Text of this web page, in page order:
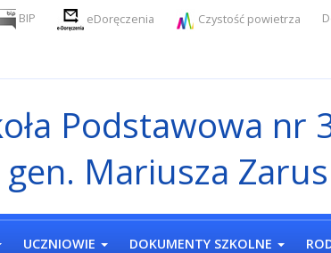
BIP eDoręczenia Czystość powietrza
Podstawowa nr
gen. Mariusza
UCZNIOWIE DOKUMENTY SZKOLNE